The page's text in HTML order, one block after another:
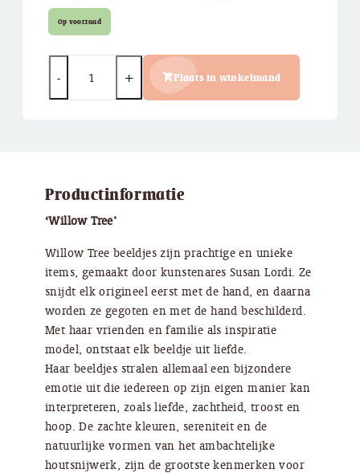
Op voorraad
Plaats in winkelmand
Productinformatie
‘Willow Tree’
Willow Tree beeldjes zijn prachtige en unieke
items, gemaakt door kunstenares Susan Lordi. Ze
snijdt elk origineel eerst met de hand, en daarna
worden ze gegoten en met de hand beschilderd.
Met haar vrienden en familie als inspiratie
model, ontstaat elk beeldje uit liefde.
Haar beeldjes stralen allemaal een bijzondere
emotie uit die iedereen op zijn eigen manier kan
interpreteren, zoals liefde, zachtheid, troost en
hoop. De zachte kleuren, sereniteit en de
natuurlijke vormen van het ambachtelijke
houtsnijwerk, zijn de grootste kenmerken voor